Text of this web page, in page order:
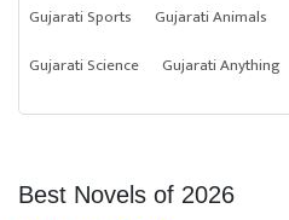
Gujarati Sports
Gujarati Animals
Gujarati Science
Gujarati Anything
Best Novels of 2026